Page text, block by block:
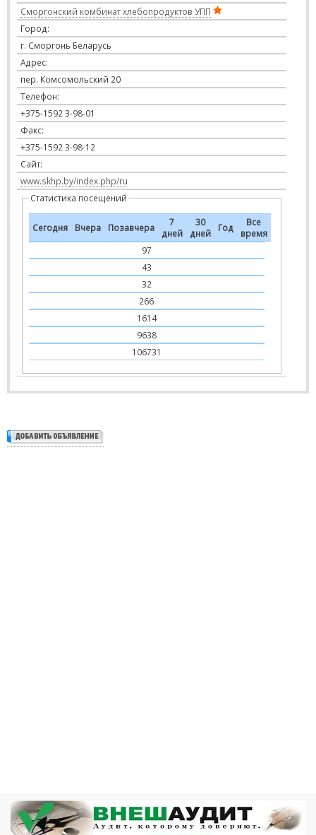
Сморгонский комбинат хлебопродуктов УПП
Город:
г. Сморгонь Беларусь
Адрес:
пер. Комсомольский 20
Телефон:
+375-1592 3-98-01
Факс:
+375-1592 3-98-12
Сайт:
www.skhp.by/index.php/ru
Статистика посещений
Сегодня Вчера Позавчера
7
дней
30
дней
Год
Все
время
97
43
32
266
1614
9638
106731